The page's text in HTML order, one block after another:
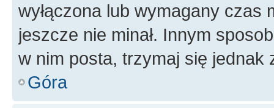
wyłączona lub wymagany czas
jeszcze nie minał. Innym
w nim posta, trzymaj się jednak
Góra